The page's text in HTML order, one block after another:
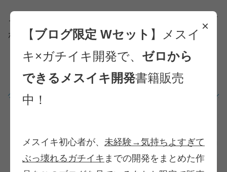
メスイキ達成までの時間も一年以上かかっている者
が多いので、そこまで早いとは言えないでしょう。
メスイキの方法② 乳首
×
【ブログ限定 Wセット 】メスイ
キ×ガチイキ開発で、 ゼロから
できるメスイキ開発書籍販売
中！
メスイキ初心者が、 未経験→気持ちよすぎて
ぶっ壊れるガチイキ までの開発をまとめた作